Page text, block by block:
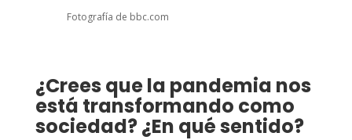
Fotografía de bbc.com
¿Crees que la pandemia nos
está transformando como
sociedad? ¿En qué sentido?